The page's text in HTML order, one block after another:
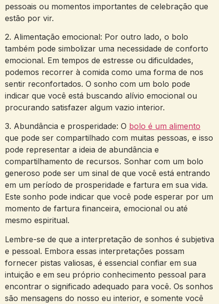
pessoais ou momentos‍ importantes ‌de celebração⁢ que
‍estão por⁤ vir.
2. Alimentação emocional:​ Por outro lado, o bolo⁢
também pode simbolizar uma necessidade‍ de⁣ conforto
emocional.​ Em tempos de estresse ou⁣ dificuldades,
podemos recorrer à ⁤comida‍ como uma forma de nos
sentir reconfortados.⁤ O⁢ sonho com um bolo pode⁣
indicar que você⁤ está ⁣buscando ⁤alívio⁣ emocional​ ou ​
procurando satisfazer algum vazio ‍interior.
3. Abundância⁢ e prosperidade: O bolo é um alimento
que​ pode⁢ ser​ compartilhado com muitas pessoas, e isso⁣
pode representar ⁤a ideia de abundância e
compartilhamento de recursos. ‍Sonhar ⁤com um bolo
generoso pode ser um ​sinal de que você está entrando
em um período de prosperidade e fartura ⁤em sua vida.
Este sonho pode indicar que você pode esperar por um
⁣momento de fartura⁤ financeira, ​emocional‍ ou até
mesmo espiritual.
Lembre-se de⁣ que a interpretação de ‍sonhos é‌ subjetiva
e pessoal. ⁤Embora essas interpretações possam
fornecer pistas valiosas, é essencial confiar em⁤ sua
intuição ‌e⁤ em seu próprio⁤ conhecimento​ pessoal para
encontrar o significado⁤ adequado ‌para ⁤você. Os sonhos
são mensagens do‍ nosso⁢ eu interior,⁣ e somente⁢ você‌